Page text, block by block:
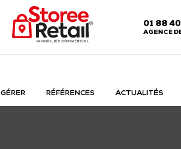
01 88
AGENCE
GÉRER RÉFÉRENCES ACTUALITÉS